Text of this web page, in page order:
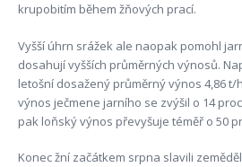
krupobitím během žňových prací.
Vyšší úhrn srážek ale naopak pomohl
dosahují vyšších průměrných výnosů.
letošní dosažený průměrný výnos 4,86 t/
výnos ječmene jarního se zvýšil o 14
pak loňský výnos převyšuje téměř o 50
Konec žní začátkem srpna slavili